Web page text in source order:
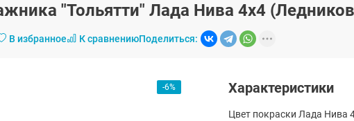
"Тольятти" Лада Нива 4х4
В избранное К сравнениюПоделиться:
-6% Характеристики
Цвет покраски Лада Нива